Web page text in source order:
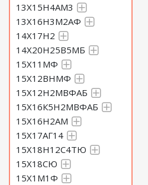
13Х15Н4АМ3
13Х16Н3М2АФ
14Х17Н2
14Х20Н25В5МБ
15Х11МФ
15Х12ВНМФ
15Х12Н2МВФАБ
15Х16К5Н2МВФАБ
15Х16Н2АМ
15Х17АГ14
15Х18Н12С4ТЮ
15Х18СЮ
15Х1М1Ф